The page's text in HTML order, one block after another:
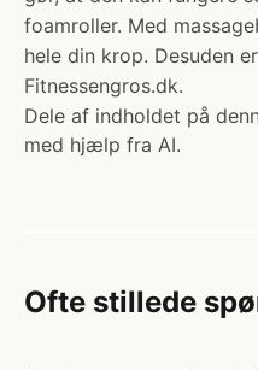
foamroller. Med
hele din krop. Desuden
Fitnessengros.dk.
Dele af indholdet på
med hjælp fra AI.
Ofte stillede